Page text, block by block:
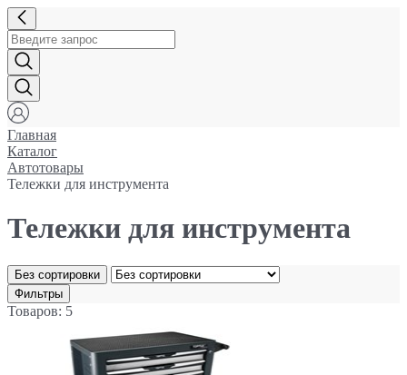
Главная
Каталог
Автотовары
Тележки для инструмента
Тележки для инструмента
Без сортировки
Фильтры
Товаров: 5